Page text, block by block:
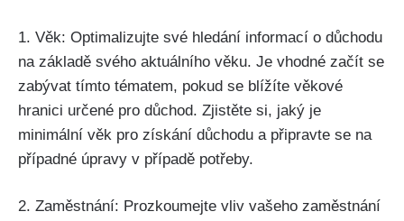
1. Věk: Optimalizujte své hledání informací o důchodu
na základě svého aktuálního věku. Je vhodné začít se
zabývat tímto tématem, pokud se blížíte věkové
hranici určené pro důchod. Zjistěte si, jaký je
minimální věk pro získání důchodu a připravte se na
případné úpravy v případě potřeby.
2. Zaměstnání: Prozkoumejte vliv vašeho zaměstnání